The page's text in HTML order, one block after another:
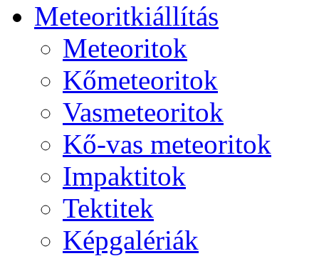
Me­te­o­rit­ki­ál­lí­tás
Me­te­o­ri­tok
Kő­me­te­o­ri­tok
Vas­me­te­o­ri­tok
Kő-vas me­te­o­ri­tok
Imp­ak­ti­tok
Tek­ti­tek
Kép­ga­lé­ri­ák